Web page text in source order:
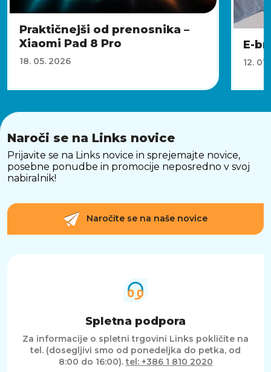
Praktičnejši od prenosnika –
Xiaomi Pad 8 Pro
18. 05. 2026
E-
12.
Naroči se na Links novice
Prijavite se na Links novice in sprejemajte novice,
posebne ponudbe in promocije neposredno v svoj
nabiralnik!
Naročite se na naše novice
Spletna podpora
Za informacije o spletni trgovini Links pokličite na
tel. (dosegljivi smo od ponedeljka do petka, od
8:00 do 16:00).tel: +386 1 810 2020